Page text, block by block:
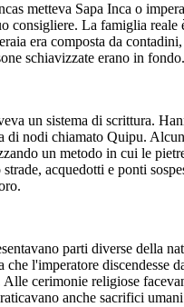
metteva Sapa Inca o
consigliere. La famiglia reale
era composta da contadini,
schiavizzate erano in fondo.
un sistema di scrittura.
di nodi chiamato Quipu.
un metodo in cui le
acquedotti e ponti
parti diverse della
l'imperatore discendesse
cerimonie religiose
anche sacrifici